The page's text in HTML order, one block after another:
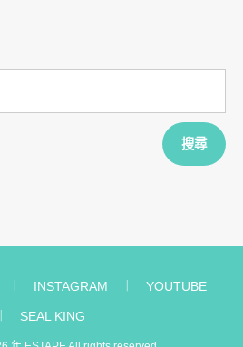
搜尋
INSTAGRAM YOUTUBE
SEAL KING